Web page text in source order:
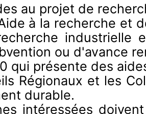
au projet de
à la recherche et
industrielle
ou d'avance
qui présente des
Régionaux et les
durable.
intéressées